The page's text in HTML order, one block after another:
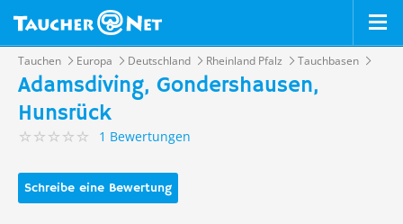
Tauchen Europa Deutschland Rheinland Pfalz Tauchbasen
Adamsdiving, Gondershausen,
Hunsrück
1 Bewertungen
Schreibe eine Bewertung